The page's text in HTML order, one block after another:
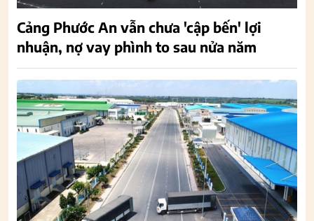
Cảng Phước An vẫn chưa 'cập bến' lợi
nhuận, nợ vay phình to sau nửa năm